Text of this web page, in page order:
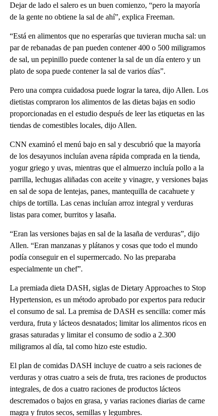
Dejar de lado el salero es un buen comienzo, “pero la mayoría
de la gente no obtiene la sal de ahí”, explica Freeman.
“Está en alimentos que no esperarías que tuvieran mucha sal: un
par de rebanadas de pan pueden contener 400 o 500 miligramos
de sal, un pepinillo puede contener la sal de un día entero y un
plato de sopa puede contener la sal de varios días”.
Pero una compra cuidadosa puede lograr la tarea, dijo Allen. Los
dietistas compraron los alimentos de las dietas bajas en sodio
proporcionadas en el estudio después de leer las etiquetas en las
tiendas de comestibles locales, dijo Allen.
CNN examinó el menú bajo en sal y descubrió que la mayoría
de los desayunos incluían avena rápida comprada en la tienda,
yogur griego y uvas, mientras que el almuerzo incluía pollo a la
parrilla, lechugas aliñadas con aceite y vinagre, y versiones bajas
en sal de sopa de lentejas, panes, mantequilla de cacahuete y
chips de tortilla. Las cenas incluían arroz integral y verduras
listas para comer, burritos y lasaña.
“Eran las versiones bajas en sal de la lasaña de verduras”, dijo
Allen. “Eran manzanas y plátanos y cosas que todo el mundo
podía conseguir en el supermercado. No las preparaba
especialmente un chef”.
La premiada dieta DASH, siglas de Dietary Approaches to Stop
Hypertension, es un método aprobado por expertos para reducir
el consumo de sal. La premisa de DASH es sencilla: comer más
verdura, fruta y lácteos desnatados; limitar los alimentos ricos en
grasas saturadas y limitar el consumo de sodio a 2.300
miligramos al día, tal como hizo este estudio.
El plan de comidas DASH incluye de cuatro a seis raciones de
verduras y otras cuatro a seis de fruta, tres raciones de productos
integrales, de dos a cuatro raciones de productos lácteos
descremados o bajos en grasa, y varias raciones diarias de carne
magra y frutos secos, semillas y legumbres.